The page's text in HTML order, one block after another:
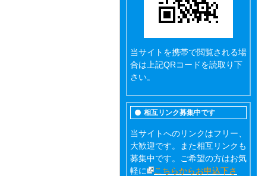
当サイトを携帯で閲覧される場
合は上記QRコードを読取り下
さい。
相互リンク募集中です
当サイトへのリンクはフリー、
大歓迎です。また相互リンクも
募集中です。ご希望の方はお気
軽に
こちらからお申込下さ